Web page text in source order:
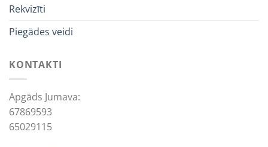
Rekvizīti
Piegādes veidi
KONTAKTI
Apgāds Jumava:
67869593
65029115